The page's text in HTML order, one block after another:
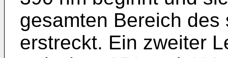
gesamten Bereich
erstreckt. Ein zweiter